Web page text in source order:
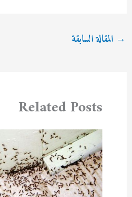
→ المقالة السابقة
Related Posts